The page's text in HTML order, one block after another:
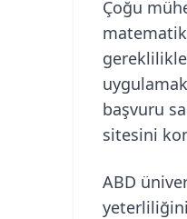
Çoğu
matematik
başvuru
sitesini
ABD